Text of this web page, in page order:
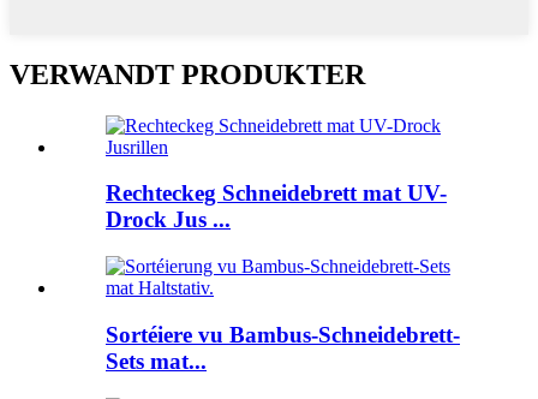
VERWANDT PRODUKTER
Rechteckeg Schneidebrett mat UV-
Drock Jus ...
Sortéiere vu Bambus-Schneidebrett-
Sets mat...